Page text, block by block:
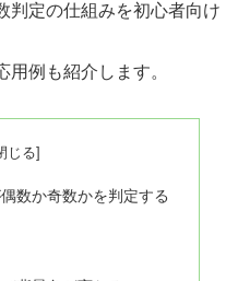
判定の仕組みを初心者向け
例も紹介します。
数か奇数かを判定する